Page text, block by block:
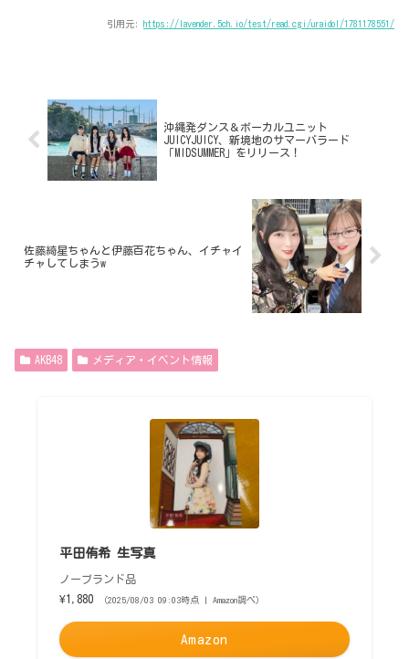
引用元: https://lavender.5ch.io/test/read.cgi/uraidol/1781178551/
沖縄発ダンス＆ボーカルユニット
JUICYJUICY、新境地のサマーバラード
「MIDSUMMER」をリリース！
佐藤綺星ちゃんと伊藤百花ちゃん、イチャイ
チャしてしまうw
AKB48 メディア・イベント情報
平田侑希 生写真
ノーブランド品
¥1,880
（2025/08/03 09:03時点 | Amazon調べ）
Amazon